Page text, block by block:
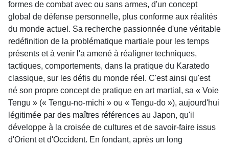
formes de combat avec ou sans armes, d'un concept
global de défense personnelle, plus conforme aux réalités
du monde actuel. Sa recherche passionnée d'une véritable
redéfinition de la problématique martiale pour les temps
présents et à venir l'a amené à réaligner techniques,
tactiques, comportements, dans la pratique du Karatedo
classique, sur les défis du monde réel. C'est ainsi qu'est
né son propre concept de pratique en art martial, sa « Voie
Tengu » (« Tengu-no-michi » ou « Tengu-do »), aujourd'hui
légitimée par des maîtres références au Japon, qu'il
développe à la croisée de cultures et de savoir-faire issus
d'Orient et d'Occident. En fondant, après un long